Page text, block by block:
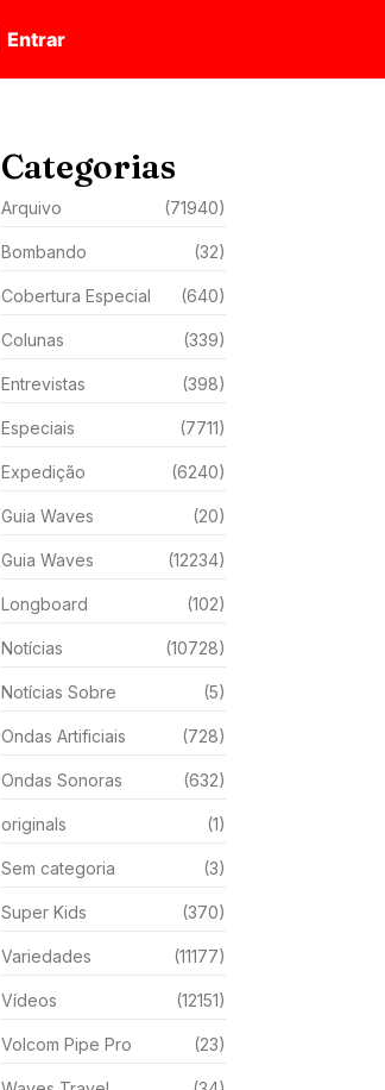
Entrar
Categorias
Arquivo (71940)
Bombando (32)
Cobertura Especial (640)
Colunas (339)
Entrevistas (398)
Especiais (7711)
Expedição (6240)
Guia Waves (20)
Guia Waves (12234)
Longboard (102)
Notícias (10728)
Notícias Sobre (5)
Ondas Artificiais (728)
Ondas Sonoras (632)
originals (1)
Sem categoria (3)
Super Kids (370)
Variedades (11177)
Vídeos (12151)
Volcom Pipe Pro (23)